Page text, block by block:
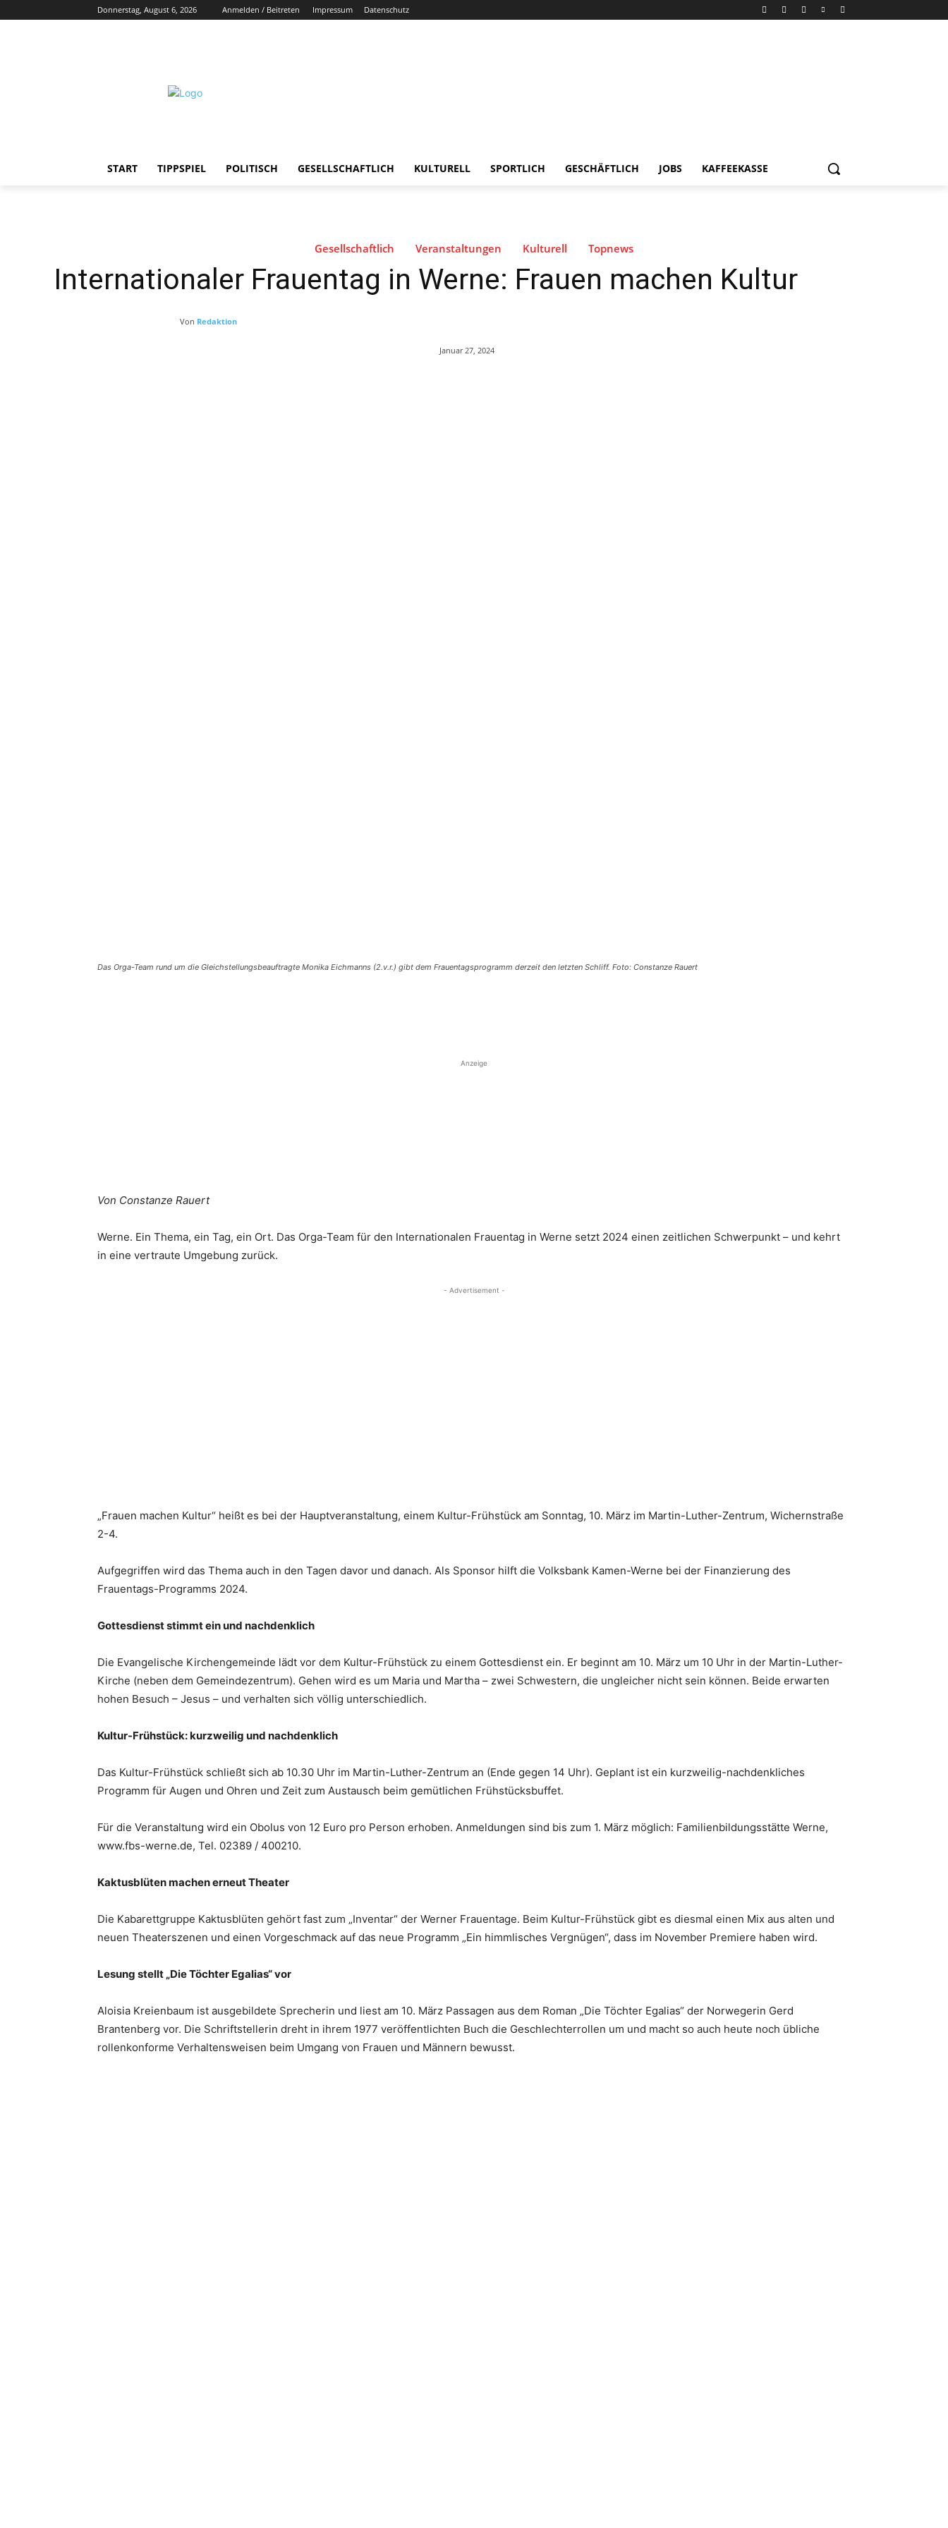
Donnerstag, August 6, 2026 Anmelden / Beitreten Impressum Datenschutz
START TIPPSPIEL POLITISCH GESELLSCHAFTLICH KULTURELL SPORTLICH GESCHÄFTLICH JOBS KAFFEEKASSE
Gesellschaftlich Veranstaltungen Kulturell Topnews
Internationaler Frauentag in Werne: Frauen machen Kultur
Von Redaktion
Januar 27, 2024
Das Orga-Team rund um die Gleichstellungsbeauftragte Monika Eichmanns (2.v.r.) gibt dem Frauentagsprogramm derzeit den letzten Schliff. Foto: Constanze Rauert
Anzeige
Von Constanze Rauert
Werne. Ein Thema, ein Tag, ein Ort. Das Orga-Team für den Internationalen Frauentag in Werne setzt 2024 einen zeitlichen Schwerpunkt – und kehrt
in eine vertraute Umgebung zurück.
- Advertisement -
„Frauen machen Kultur“ heißt es bei der Hauptveranstaltung, einem Kultur-Frühstück am Sonntag, 10. März im Martin-Luther-Zentrum, Wichernstraße
2-4.
Aufgegriffen wird das Thema auch in den Tagen davor und danach. Als Sponsor hilft die Volksbank Kamen-Werne bei der Finanzierung des
Frauentags-Programms 2024.
Gottesdienst stimmt ein und nachdenklich
Die Evangelische Kirchengemeinde lädt vor dem Kultur-Frühstück zu einem Gottesdienst ein. Er beginnt am 10. März um 10 Uhr in der Martin-Luther-
Kirche (neben dem Gemeindezentrum). Gehen wird es um Maria und Martha – zwei Schwestern, die ungleicher nicht sein können. Beide erwarten
hohen Besuch – Jesus – und verhalten sich völlig unterschiedlich.
Kultur-Frühstück: kurzweilig und nachdenklich
Das Kultur-Frühstück schließt sich ab 10.30 Uhr im Martin-Luther-Zentrum an (Ende gegen 14 Uhr). Geplant ist ein kurzweilig-nachdenkliches
Programm für Augen und Ohren und Zeit zum Austausch beim gemütlichen Frühstücksbuffet.
Für die Veranstaltung wird ein Obolus von 12 Euro pro Person erhoben. Anmeldungen sind bis zum 1. März möglich: Familienbildungsstätte Werne,
www.fbs-werne.de, Tel. 02389 / 400210.
Kaktusblüten machen erneut Theater
Die Kabarettgruppe Kaktusblüten gehört fast zum „Inventar“ der Werner Frauentage. Beim Kultur-Frühstück gibt es diesmal einen Mix aus alten und
neuen Theaterszenen und einen Vorgeschmack auf das neue Programm „Ein himmlisches Vergnügen“, dass im November Premiere haben wird.
Lesung stellt „Die Töchter Egalias“ vor
Aloisia Kreienbaum ist ausgebildete Sprecherin und liest am 10. März Passagen aus dem Roman „Die Töchter Egalias“ der Norwegerin Gerd
Brantenberg vor. Die Schriftstellerin dreht in ihrem 1977 veröffentlichten Buch die Geschlechterrollen um und macht so auch heute noch übliche
rollenkonforme Verhaltensweisen beim Umgang von Frauen und Männern bewusst.